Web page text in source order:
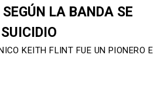
LA BANDA SE
KEITH FLINT FUE UN PIONERO E